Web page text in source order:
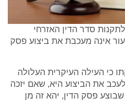
ככלל, על פי תקנה 466 לתקנות סדר הדין האזרחי
הגשת ערעור אינה מעכבת את ביצוע פסק
כי העילה העיקרית העלולה
את הביצוע היא, שאם יזכה
פסק הדין, יהא זה מן